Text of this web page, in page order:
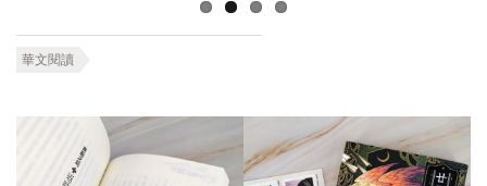
華文閱讀